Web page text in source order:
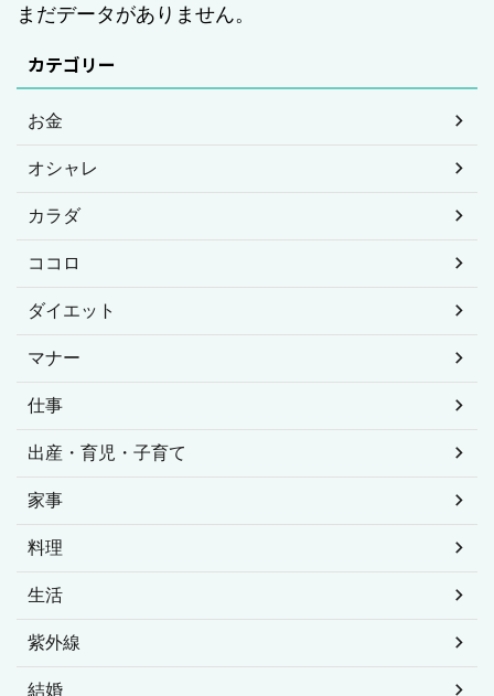
まだデータがありません。
カテゴリー
お金
オシャレ
カラダ
ココロ
ダイエット
マナー
仕事
出産・育児・子育て
家事
料理
生活
紫外線
結婚